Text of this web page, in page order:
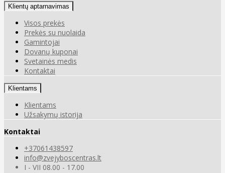
Klientų aptarnavimas
Visos prekės
Prekės su nuolaida
Gamintojai
Dovanų kuponai
Svetainės medis
Kontaktai
Klientams
Klientams
Užsakymų istorija
Kontaktai
+37061438597
info@zvejyboscentras.lt
I - VII 08.00 - 17.00